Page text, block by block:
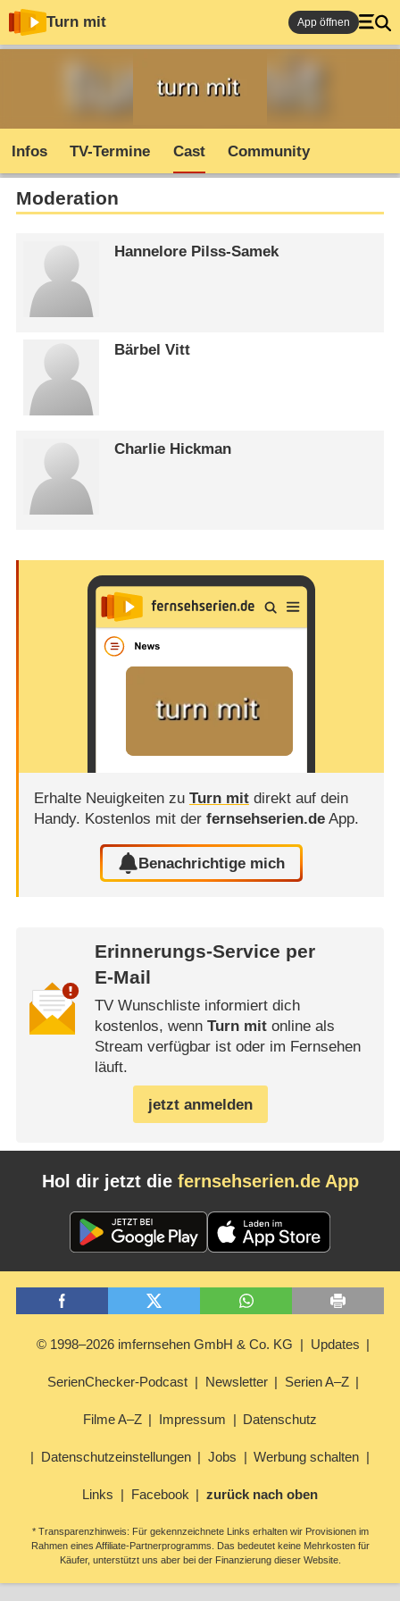
Turn mit App öffnen
Infos TV-Termine Cast Community
Moderation
Hannelore Pilss-Samek
Bärbel Vitt
Charlie Hickman
Erhalte Neuigkeiten zu Turn mitdirekt auf dein
Handy. Kostenlos mit der fernsehserien.deApp.
Benachrichtige mich
Erinnerungs-Service per
E-Mail
TV Wunschliste informiert dich
kostenlos, wenn Turn mitonline als
Stream verfügbar ist oder im Fernsehen
läuft.
jetzt anmelden
Hol dir jetzt die fernsehserien.de App
© 1998–2026 imfernsehen GmbH & Co. KG Updates
SerienChecker-Podcast Newsletter Serien A–Z
Filme A–Z Impressum Datenschutz
Datenschutzeinstellungen Jobs Werbung schalten
Links Facebook zurück nach oben
* Transparenzhinweis: Für gekennzeichnete Links erhalten wir Provisionen im
Rahmen eines Affiliate-Partnerprogramms. Das bedeutet keine Mehrkosten für
Käufer, unterstützt uns aber bei der Finanzierung dieser Website.